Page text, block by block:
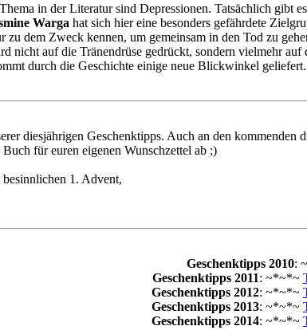
in der Literatur sind Depressionen. Tatsächlich gibt
Warga hat sich hier eine besonders gefährdete
zu dem Zweck kennen, um gemeinsam in den Tod zu
nicht auf die Tränendrüse gedrückt, sondern vielmehr
durch die Geschichte einige neue Blickwinkel
diesjährigen Geschenktipps. Auch an den
Buch für euren eigenen Wunschzettel ab ;)
1. Advent,
Geschenktipps 2010:
Geschenktipps 2011: ~*~*~
Geschenktipps 2012: ~*~*~
Geschenktipps 2013: ~*~*~
Geschenktipps 2014: ~*~*~